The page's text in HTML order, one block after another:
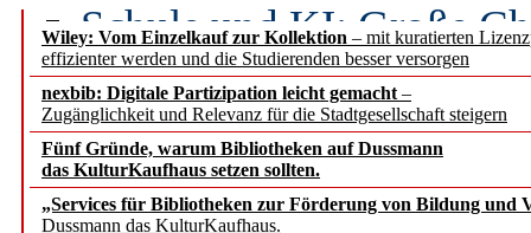
Wiley: Vom Einzelkauf zur Kollektion – mit kuratierten
effizienter werden und die Studierenden besser versorgen
nexbib: Digitale Partizipation leicht gemacht –
Zugänglichkeit und Relevanz für die Stadtgesellschaft steigern
Fünf Gründe, warum Bibliotheken auf Dussmann
das KulturKaufhaus setzen sollten.
„Services für Bibliotheken zur Förderung von Bildung und
Dussmann das KulturKaufhaus.
Schule und KI: Große
Voraussetzungen
Erfolgreiches erstes
Segment Research –